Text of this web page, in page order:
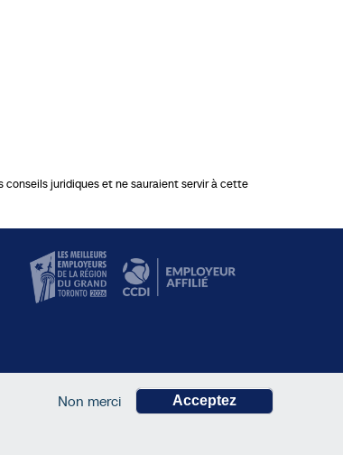
Non merci Acceptez
juridiques et ne sauraient servir à cette